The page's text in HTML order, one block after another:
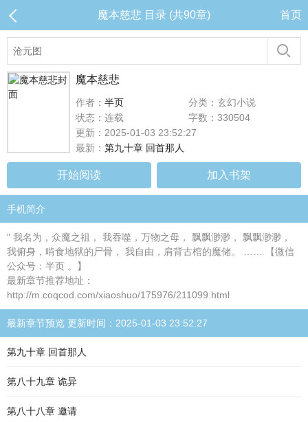
魔本慈悲 目录 (共90章) 首页
魔本慈悲
作者： 半页
分类：玄幻小说
状态：连载
字数：330504
更新：2025-01-03 23:52:27
最新： 第九十章 回首那人
开始阅读 加入书架
手机简介
" 我名为，众魔之祖， 我吞噬，万物之母， 飘飘渺渺， 飘飘渺渺，
我俯身，啃食地狱的尸骨， 我自由，肩背古棺的魔储。 …… 【微信
公众号：半页 。】
最新章节推荐地址：
http://m.coqcod.com/xiaoshuo/175976/211099.html
最新章节预览 更新时间：2025-01-03 23:52:27
第九十章 回首那人
第八十九章 诡异
第八十八章 邀请